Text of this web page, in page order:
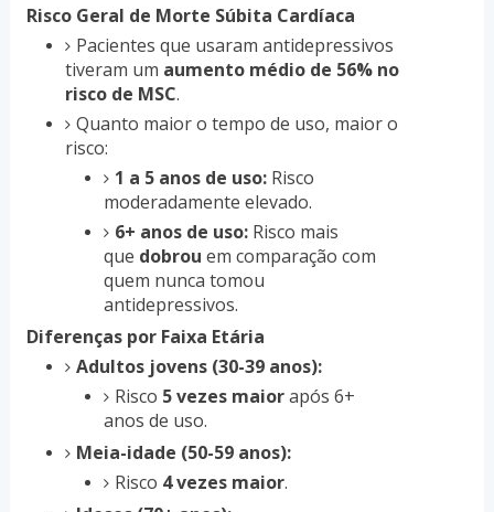
Risco Geral de Morte Súbita Cardíaca
Pacientes que usaram antidepressivos
tiveram um aumento médio de 56% no
risco de MSC.
Quanto maior o tempo de uso, maior o
risco:
1 a 5 anos de uso:Risco
moderadamente elevado.
6+ anos de uso:Risco mais
que dobrou em comparação com
quem nunca tomou
antidepressivos.
Diferenças por Faixa Etária
Adultos jovens (30-39 anos):
Risco 5 vezes maiorapós 6+
anos de uso.
Meia-idade (50-59 anos):
Risco 4 vezes maior.